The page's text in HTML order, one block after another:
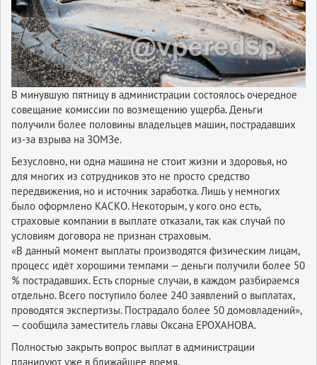
В минувшую пятницу в администрации состоялось очередное
совещание комиссии по возмещению ущерба. Деньги
получили более половины владельцев машин, пострадавших
из-за взрыва на ЗОМЗе.
Безусловно, ни одна машина не стоит жизни и здоровья, но
для многих из сотрудников это не просто средство
передвижения, но и источник заработка. Лишь у немногих
было оформлено КАСКО. Некоторым, у кого оно есть,
страховые компании в выплате отказали, так как случай по
условиям договора не признан страховым.
«В данный момент выплаты производятся физическим лицам,
процесс идёт хорошими темпами — деньги получили более 50
% пострадавших. Есть спорные случаи, в каждом разбираемся
отдельно. Всего поступило более 240 заявлений о выплатах,
проводятся экспертизы. Пострадало более 50 домовладений»,
— сообщила заместитель главы Оксана ЕРОХАНОВА.
Полностью закрыть вопрос выплат в администрации
планируют уже в ближайшее время.